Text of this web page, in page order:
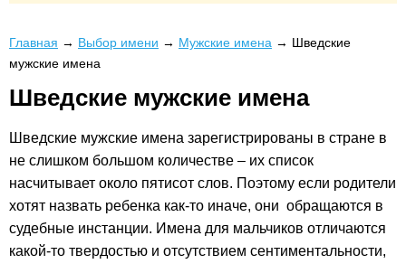
Главная → Выбор имени → Мужские имена → Шведские
мужские имена
Шведские мужские имена
Шведские мужские имена зарегистрированы в стране в
не слишком большом количестве – их список
насчитывает около пятисот слов. Поэтому если родители
хотят назвать ребенка как-то иначе, они обращаются в
судебные инстанции. Имена для мальчиков отличаются
какой-то твердостью и отсутствием сентиментальности,